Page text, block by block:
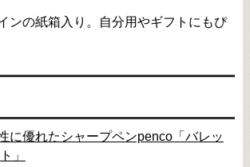
ンの紙箱入り。自分用やギフトにもぴ
に優れたシャープペンpenco「バレッ
」